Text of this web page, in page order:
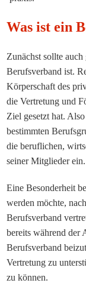
Was ist ein
Zunächst sollte
Berufsverband ist.
Körperschaft des
die Vertretung und
Ziel gesetzt hat.
bestimmten
die beruflichen,
seiner Mitglieder ein.
Eine Besonderheit
werden möchte,
Berufsverband
bereits während der
Berufsverband
Vertretung zu
zu können.